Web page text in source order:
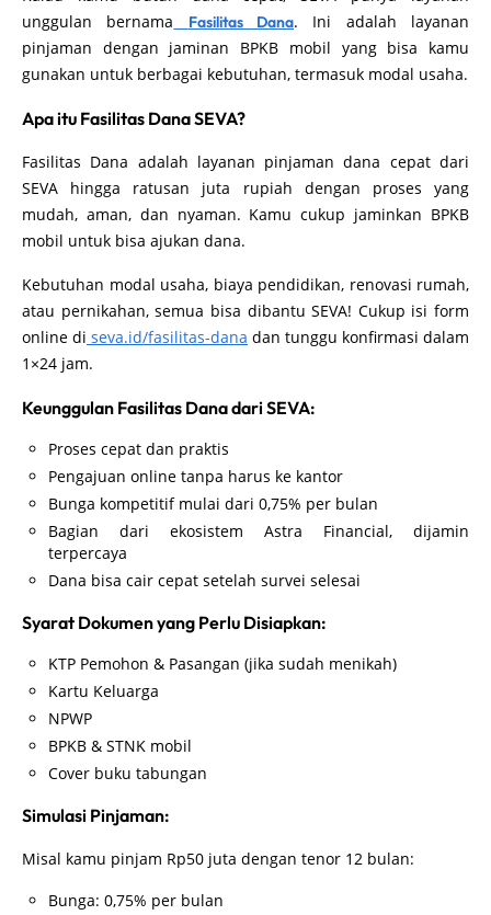
unggulan bernama
Fasilitas Dana. Ini adalah layanan
pinjaman dengan jaminan BPKB mobil yang bisa kamu
gunakan untuk berbagai kebutuhan, termasuk modal usaha.
Apa itu Fasilitas Dana SEVA?
Fasilitas Dana adalah layanan pinjaman dana cepat dari
SEVA hingga ratusan juta rupiah dengan proses yang
mudah, aman, dan nyaman. Kamu cukup jaminkan BPKB
mobil untuk bisa ajukan dana.
Kebutuhan modal usaha, biaya pendidikan, renovasi rumah,
atau pernikahan, semua bisa dibantu SEVA! Cukup isi form
online di seva.id/fasilitas-dana dan tunggu konfirmasi dalam
1×24 jam.
Keunggulan Fasilitas Dana dari SEVA:
Proses cepat dan praktis
Pengajuan online tanpa harus ke kantor
Bunga kompetitif mulai dari 0,75% per bulan
Bagian dari ekosistem Astra Financial, dijamin
terpercaya
Dana bisa cair cepat setelah survei selesai
Syarat Dokumen yang Perlu Disiapkan:
KTP Pemohon & Pasangan (jika sudah menikah)
Kartu Keluarga
NPWP
BPKB & STNK mobil
Cover buku tabungan
Simulasi Pinjaman:
Misal kamu pinjam Rp50 juta dengan tenor 12 bulan:
Bunga: 0,75% per bulan